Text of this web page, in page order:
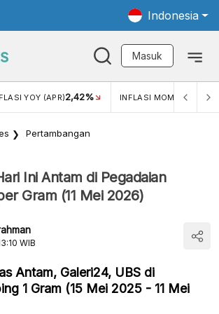
Indonesia
Masuk
YOY (APR)2,42% INFLASI MOM (MAR)
Pertambangan
Ini Antam di Pegadaian
Gram (11 Mei 2026)
WIB
Antam, Galeri24, UBS di
1 Gram (15 Mei 2025 - 11 Mei